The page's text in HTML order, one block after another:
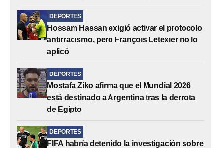
DEPORTES
Hossam Hassan exigió activar el protocolo
antirracismo, pero François Letexier no lo
aplicó
DEPORTES
Mostafa Ziko afirma que el Mundial 2026
está destinado a Argentina tras la derrota
de Egipto
DEPORTES
FIFA habría detenido la investigación sobre